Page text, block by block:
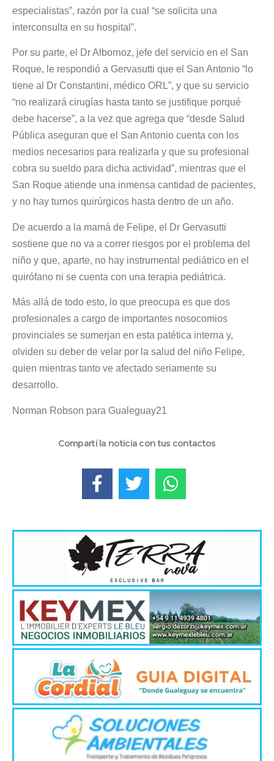
especialistas”, razón por la cual “se solicita una
interconsulta en su hospital”.
Por su parte, el Dr Albornoz, jefe del servicio en el San
Roque, le respondió a Gervasutti que el San Antonio “lo
tiene al Dr Constantini, médico ORL”, y que su servicio
“no realizará cirugías hasta tanto se justifique porqué
debe hacerse”, a la vez que agrega que “desde Salud
Pública aseguran que el San Antonio cuenta con los
medios necesarios para realizarla y que su profesional
cobra su sueldo para dicha actividad”, mientras que el
San Roque atiende una inmensa cantidad de pacientes,
y no hay turnos quirúrgicos hasta dentro de un año.
De acuerdo a la mamá de Felipe, el Dr Gervasutti
sostiene que no va a correr riesgos por el problema del
niño y que, aparte, no hay instrumental pediátrico en el
quirófano ni se cuenta con una terapia pediátrica.
Más allá de todo esto, lo que preocupa es que dos
profesionales a cargo de importantes nosocomios
provinciales se sumerjan en esta patética interna y,
olviden su deber de velar por la salud del niño Felipe,
quien mientras tanto ve afectado seriamente su
desarrollo.
Norman Robson para Gualeguay21
Compartí la noticia con tus contactos